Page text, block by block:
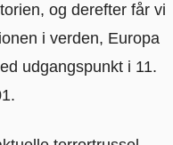
og derefter får vi
i verden, Europa
udgangspunkt i 11.